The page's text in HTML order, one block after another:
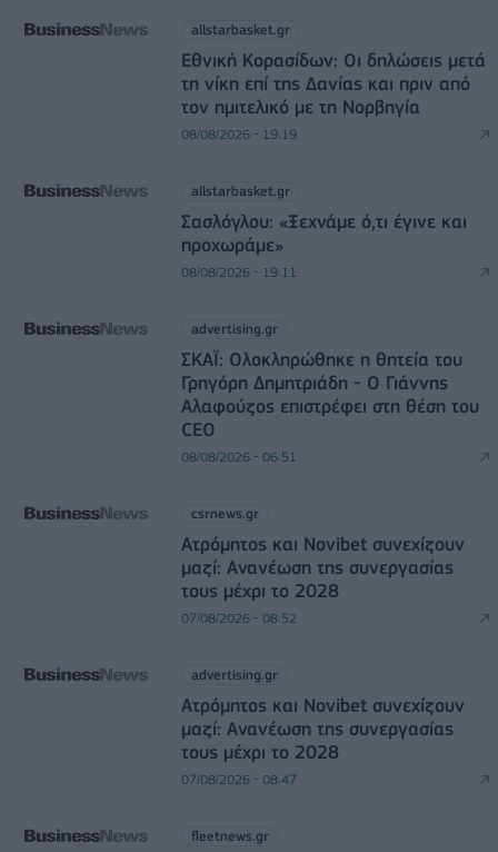
allstarbasket.gr
Εθνική Κορασίδων: Οι δηλώσεις μετά
τη νίκη επί της Δανίας και πριν από
τον ημιτελικό με τη Νορβηγία
08/08/2026 - 19:19
allstarbasket.gr
Σασλόγλου: «Ξεχνάμε ό,τι έγινε και
προχωράμε»
08/08/2026 - 19:11
advertising.gr
ΣΚΑΪ: Ολοκληρώθηκε η θητεία του
Γρηγόρη Δημητριάδη - Ο Γιάννης
Αλαφούζος επιστρέφει στη θέση του
CEO
08/08/2026 - 06:51
csrnews.gr
Ατρόμητος και Novibet συνεχίζουν
μαζί: Ανανέωση της συνεργασίας
τους μέχρι το 2028
07/08/2026 - 08:52
advertising.gr
Ατρόμητος και Novibet συνεχίζουν
μαζί: Ανανέωση της συνεργασίας
τους μέχρι το 2028
07/08/2026 - 08:47
fleetnews.gr